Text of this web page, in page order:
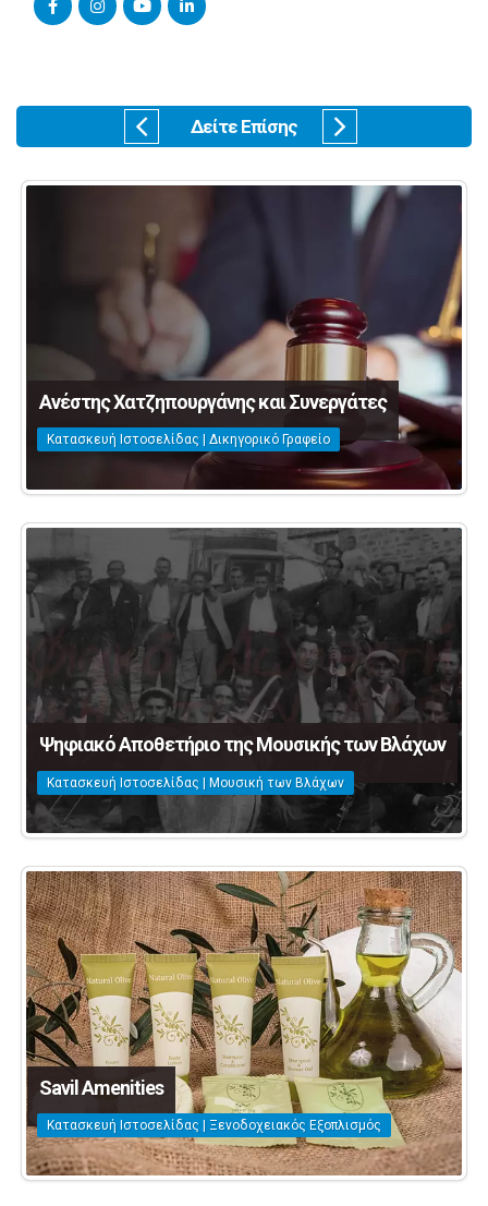
Δείτε Επίσης
Ανέστης Χατζηπουργάνης και Συνεργάτες
Κατασκευή Ιστοσελίδας | Δικηγορικό Γραφείο
Ψηφιακό Αποθετήριο της Μουσικής των Βλάχων
Κατασκευή Ιστοσελίδας | Μουσική των Βλάχων
Savil Amenities
Κατασκευή Ιστοσελίδας | Ξενοδοχειακός Εξοπλισμός